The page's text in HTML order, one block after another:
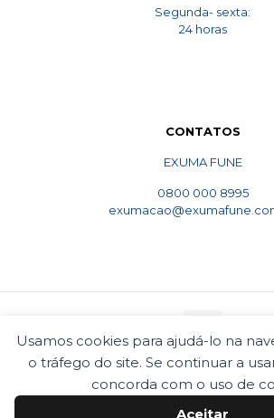
Usamos cookies para ajudá-lo na
o tráfego do site. Se continuar a
concorda com o uso de
Aceitar
Segunda- sexta:
24 horas
CONTATOS
EXUMA FUNE
0800 000 8995
© 2010 Exumafune. Todos direitos
0800 000 8995. Exumações de ossos
Termos e condições
Politica de